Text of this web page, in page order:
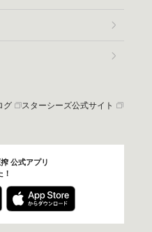
グ スターシーズ公式サイト
公式アプリ
！